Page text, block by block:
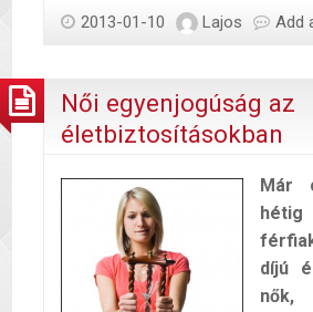
2013-01-10 Lajos Add
Női egyenjogúság az
életbiztosításokban
Már
díjú
nők,